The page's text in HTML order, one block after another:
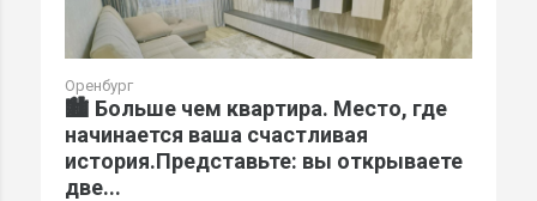
Оренбург
🏙️ Больше чем квартира. Место, где
начинается ваша счастливая
история.Представьте: вы открываете
две...